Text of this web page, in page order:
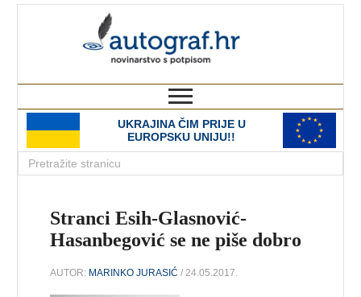
UKRAJINA ČIM PRIJE U
EUROPSKU UNIJU!!
Stranci Esih-Glasnović-
Hasanbegović se ne piše dobro
AUTOR: MARINKO JURASIĆ / 24.05.2017.